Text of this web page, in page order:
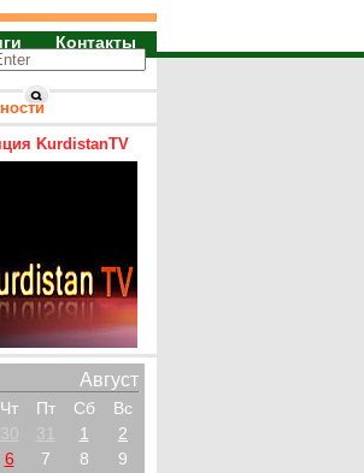
Контакты
KurdistanTV
Август
Чт Пт Сб
Вс
30 31 1
2
6 7 8
9